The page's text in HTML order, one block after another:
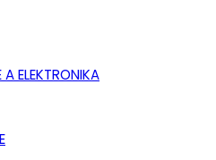
ELEKTRONIKA